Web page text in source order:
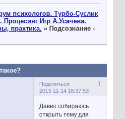
психологов. Турбо-Суслик
Игр А.Усачева.
практика. » Подсознание -
Поделиться
1
2013-11-14 18:37:53
Давно собираюсь
открыть тему для